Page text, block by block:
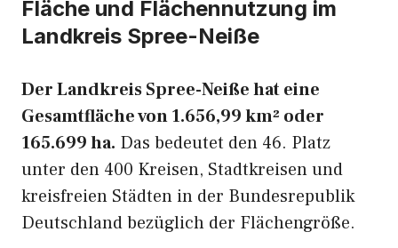
Fläche und Flächennutzung im
Landkreis Spree-Neiße
Der Landkreis Spree-Neiße hat eine
Gesamtfläche von 1.656,99 km² oder
165.699 ha. Das bedeutet den 46. Platz
unter den 400 Kreisen, Stadtkreisen und
kreisfreien Städten in der Bundesrepublik
Deutschland bezüglich der Flächengröße.